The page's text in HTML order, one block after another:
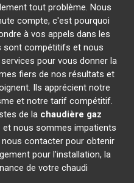
tout problème. Nous
compte, c'est pourquoi
à vos appels dans les
sont compétitifs et nous
pour vous donner la
fiers de nos résultats et
Ils apprécient notre
et notre tarif compétitif.
de la chaudière gaz
et nous sommes impatients
contacter pour obtenir
pour l'installation, la
de votre chaudi